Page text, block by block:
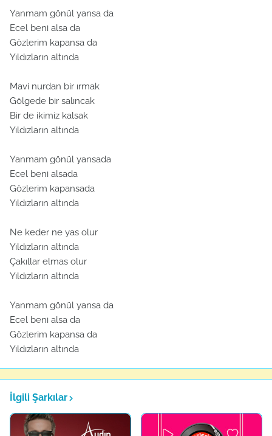
Yanmam gönül yansa da
Ecel beni alsa da
Gözlerim kapansa da
Yıldızların altında
Mavi nurdan bir ırmak
Gölgede bir salıncak
Bir de ikimiz kalsak
Yıldızların altında
Yanmam gönül yansada
Ecel beni alsada
Gözlerim kapansada
Yıldızların altında
Ne keder ne yas olur
Yıldızların altında
Çakıllar elmas olur
Yıldızların altında
Yanmam gönül yansa da
Ecel beni alsa da
Gözlerim kapansa da
Yıldızların altında
İlgili Şarkılar